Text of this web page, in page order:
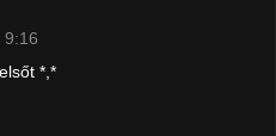
9:16
*,*